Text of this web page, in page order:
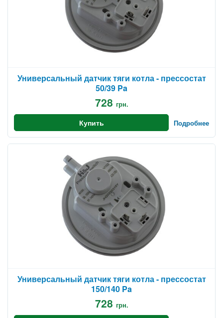
Универсальный датчик тяги котла - прессостат
50/39 Pa
728 грн.
Купить Подробнее
Универсальный датчик тяги котла - прессостат
150/140 Pa
728 грн.